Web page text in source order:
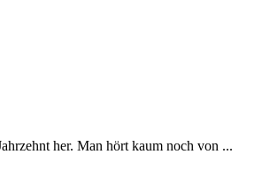
her. Man hört kaum noch von ...